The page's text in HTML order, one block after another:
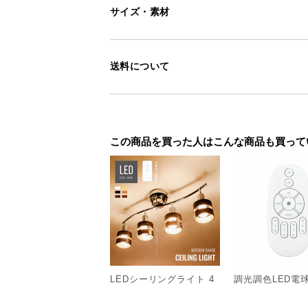
サイズ・素材
送料について
この商品を買った人はこんな商品も買っ
LEDシーリングライト 4
調光調色LED電